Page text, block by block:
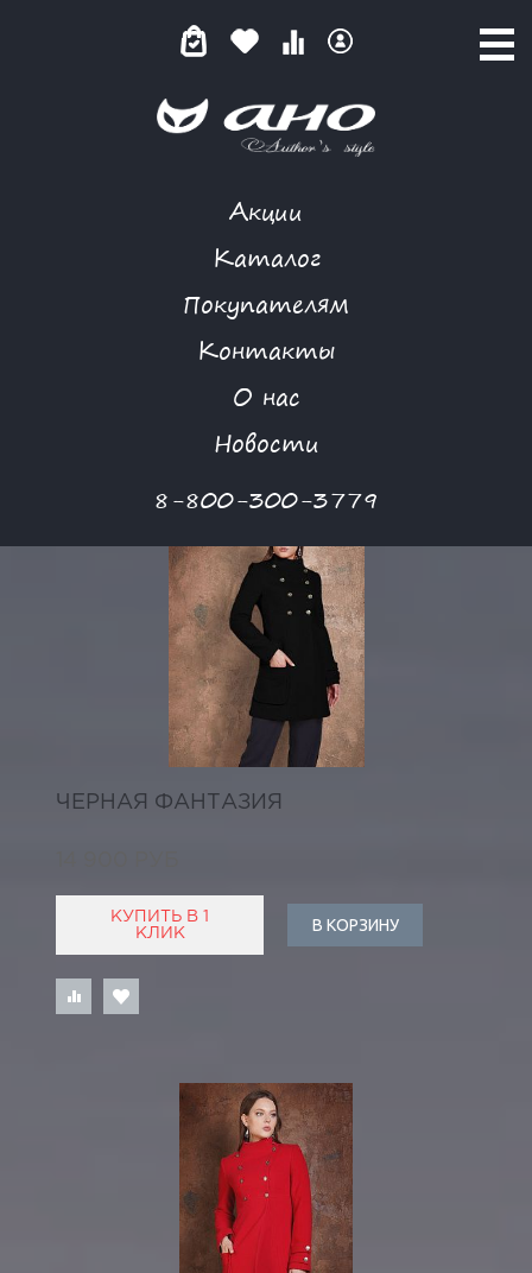
Акции
Каталог
Покупателям
Контакты
О нас
Новости
8-800-300-3779
КАТАЛОГ ТОВАРОВ
ЧЕРНАЯ ФАНТАЗИЯ
КУПИТЬ В 1
КЛИК
В КОРЗИНУ